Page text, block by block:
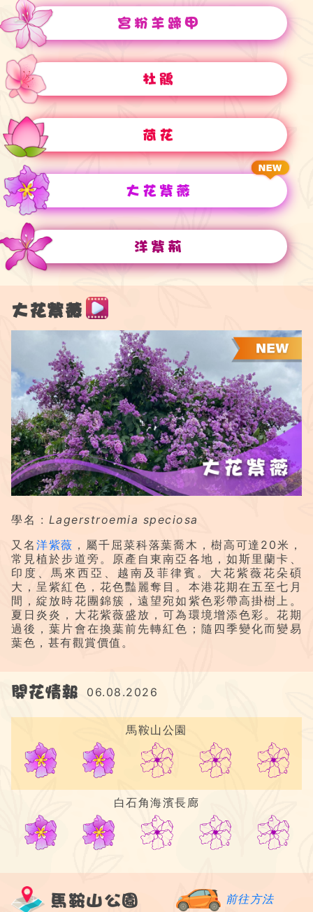
宮粉羊蹄甲
杜鵑
荷花
大花紫薇
洋紫荊
大花紫薇
學名 : Lagerstroemia speciosa
又名 洋紫薇 ，屬千屈菜科落葉喬木，樹高可達20米，
常見植於步道旁。原產自東南亞各地，如斯里蘭卡、
印度、馬來西亞、越南及菲律賓。大花紫薇花朵碩
大，呈紫紅色，花色豔麗奪目。本港花期在五至七月
間，綻放時花團錦簇，遠望宛如紫色彩帶高掛樹上。
夏日炎炎，大花紫薇盛放，可為環境增添色彩。花期
過後，葉片會在換葉前先轉紅色；隨四季變化而變易
葉色，甚有觀賞價值。
開花情報 06.08.2026
馬鞍山公園
2/5
白石角海濱長廊
2/5
馬鞍山公園 前往方法